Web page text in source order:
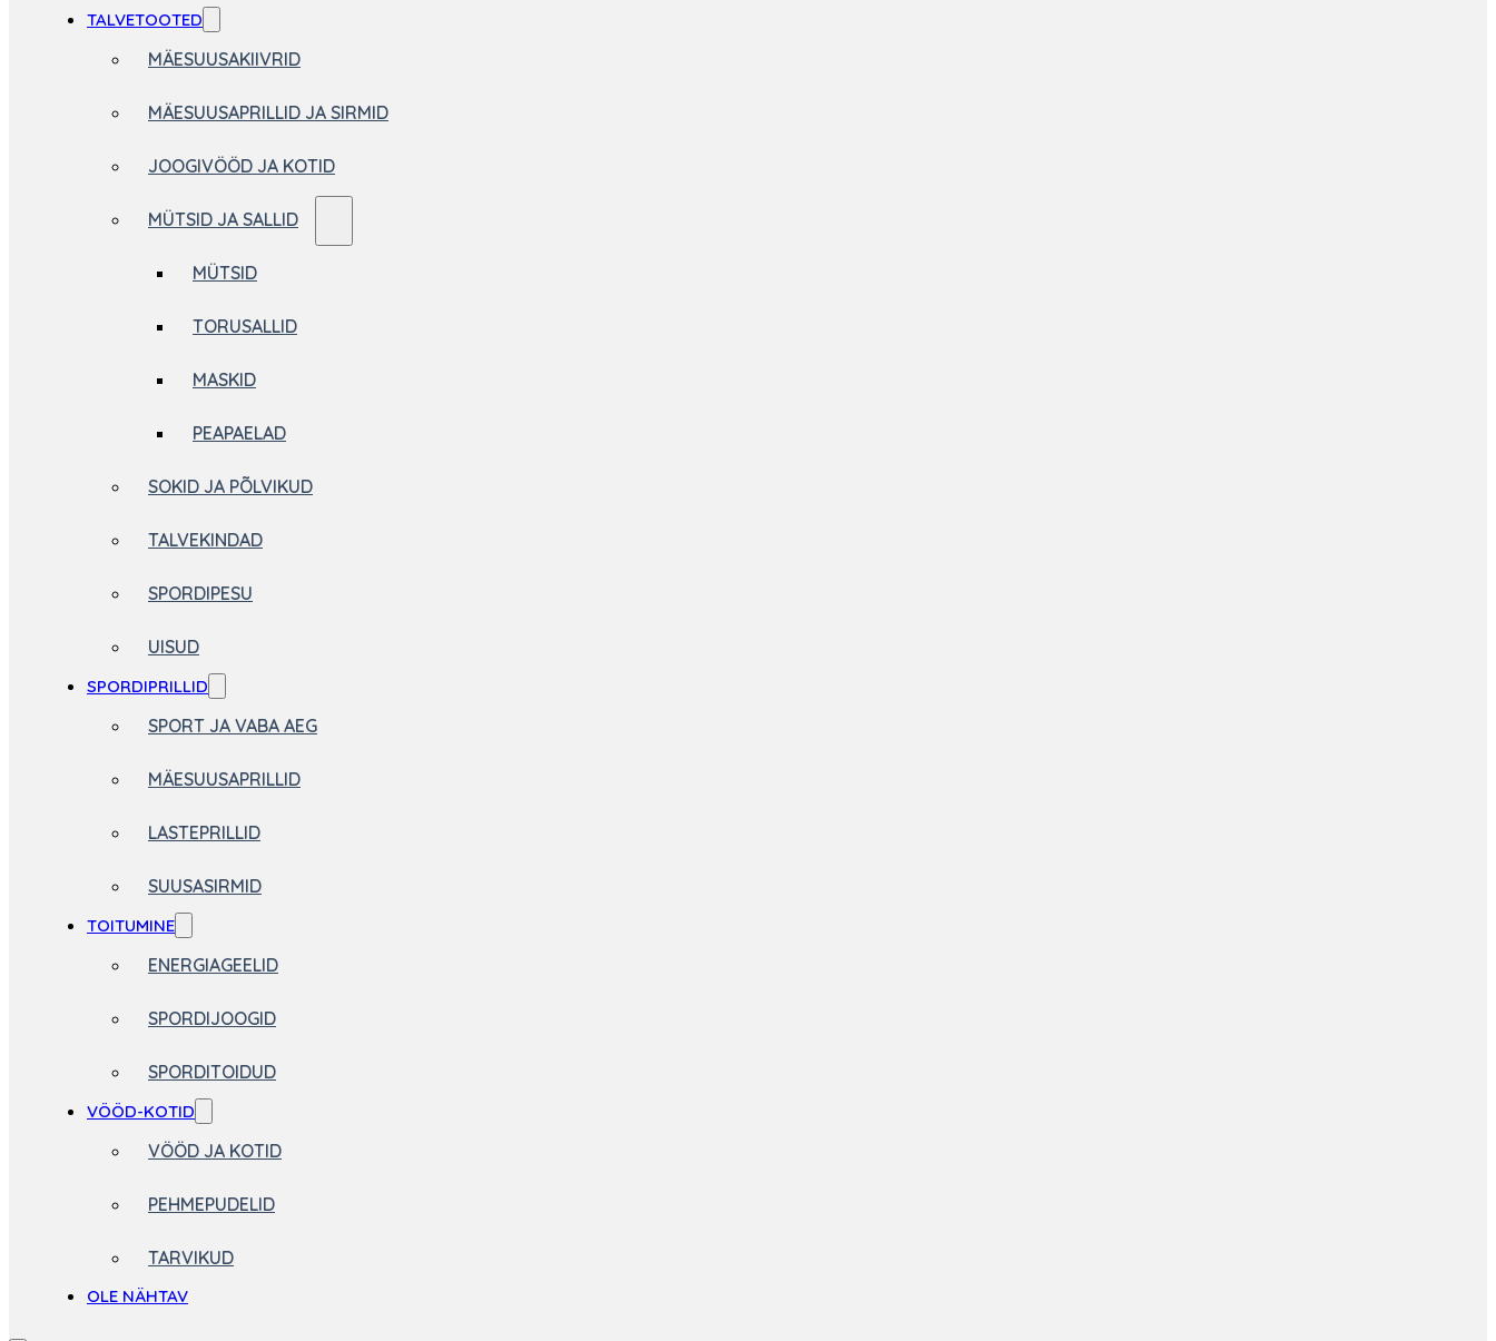
TALVETOOTED
MÄESUUSAKIIVRID
MÄESUUSAPRILLID JA SIRMID
JOOGIVÖÖD JA KOTID
MÜTSID JA SALLID
MÜTSID
TORUSALLID
MASKID
PEAPAELAD
SOKID JA PÕLVIKUD
TALVEKINDAD
SPORDIPESU
UISUD
SPORDIPRILLID
SPORT JA VABA AEG
MÄESUUSAPRILLID
LASTEPRILLID
SUUSASIRMID
TOITUMINE
ENERGIAGEELID
SPORDIJOOGID
SPORDITOIDUD
VÖÖD-KOTID
VÖÖD JA KOTID
PEHMEPUDELID
TARVIKUD
OLE NÄHTAV